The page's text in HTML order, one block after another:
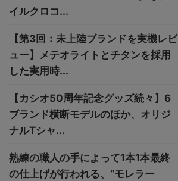
イルクロコ...
【第3回：未上陸ブランドを実機レビ
ュー】メテオライトとチタンを採用
した実用時...
【カシオ50周年記念グッズ続々】6
ブランド横断モデルのほか、オリジ
ナルTシャ...
熟練の職人の手によって1本1本最終
の仕上げが行われる、“モレラー